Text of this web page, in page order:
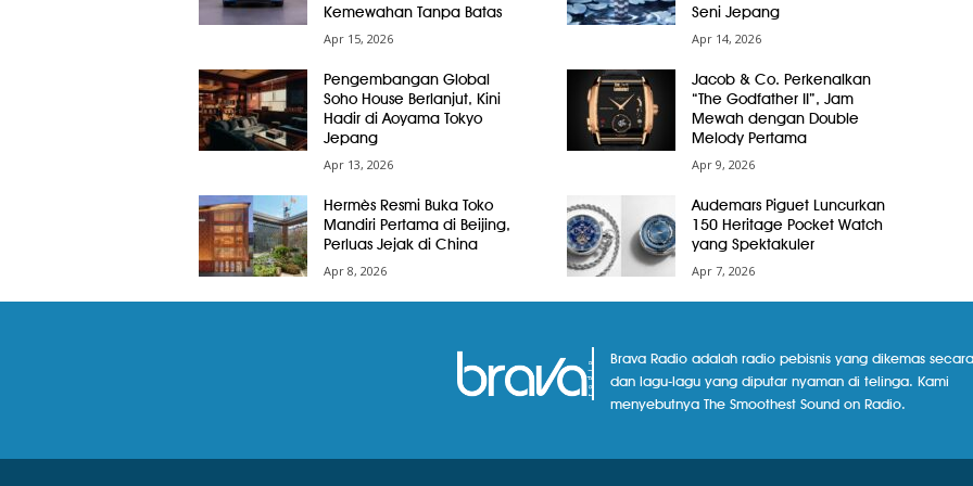
Kemewahan Tanpa Batas
Apr 15, 2026
Seni Jepang
Apr 14, 2026
Pengembangan Global
Soho House Berlanjut, Kini
Hadir di Aoyama Tokyo
Jepang
Apr 13, 2026
Jacob & Co. Perkenalkan
“The Godfather II”, Jam
Mewah dengan Double
Melody Pertama
Apr 9, 2026
Hermès Resmi Buka Toko
Mandiri Pertama di Beijing,
Perluas Jejak di China
Apr 8, 2026
Audemars Piguet Luncurkan
150 Heritage Pocket Watch
yang Spektakuler
Apr 7, 2026
Brava Radio adalah radio pebisnis yang dikemas
dan lagu-lagu yang diputar nyaman di telinga. Kami
menyebutnya The Smoothest Sound on Radio.